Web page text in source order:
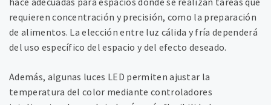
requieren concentración y precisión, como la preparación
de alimentos. La elección entre luz cálida y fría dependerá
del uso específico del espacio y del efecto deseado.
Además, algunas luces LED permiten ajustar la
temperatura del color mediante controladores